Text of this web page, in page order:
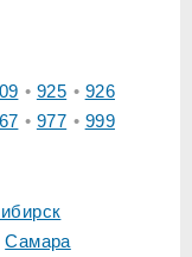
925
926
977 999
Самара